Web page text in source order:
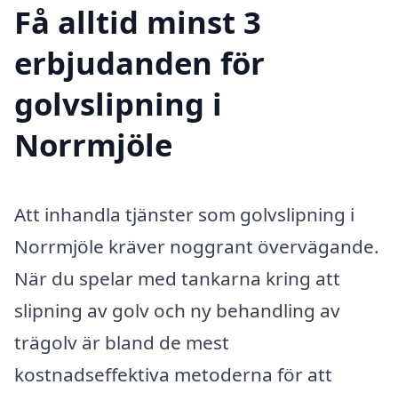
Få alltid minst 3
erbjudanden för
golvslipning i
Norrmjöle
Att inhandla tjänster som golvslipning i
Norrmjöle kräver noggrant övervägande.
När du spelar med tankarna kring att
slipning av golv och ny behandling av
trägolv är bland de mest
kostnadseffektiva metoderna för att